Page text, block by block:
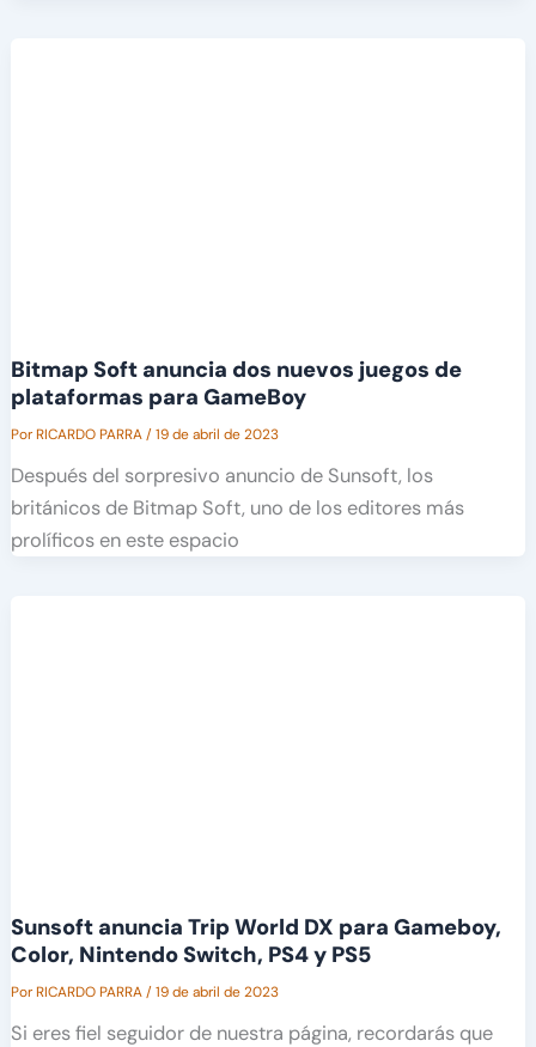
Bitmap Soft anuncia dos nuevos juegos de
plataformas para GameBoy
PorRICARDO PARRA/19 de abril de 2023
Después del sorpresivo anuncio de Sunsoft, los
británicos de Bitmap Soft, uno de los editores más
prolíficos en este espacio
Sunsoft anuncia Trip World DX para Gameboy,
Color, Nintendo Switch, PS4 y PS5
PorRICARDO PARRA/19 de abril de 2023
Si eres fiel seguidor de nuestra página, recordarás que